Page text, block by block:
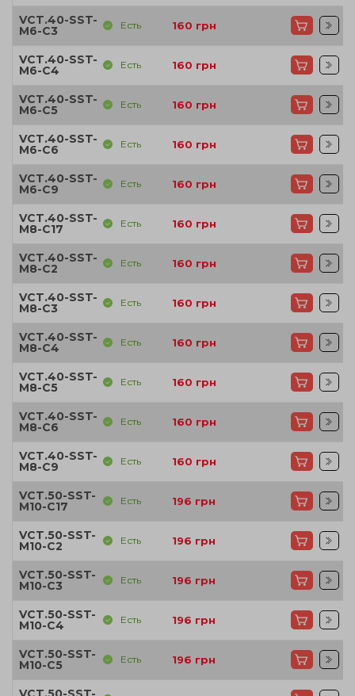
VCT.40-SST-
M6-C3 Есть 160 грн
VCT.40-SST-
M6-C4 Есть 160 грн
VCT.40-SST-
M6-C5 Есть 160 грн
VCT.40-SST-
M6-C6 Есть 160 грн
VCT.40-SST-
M6-C9 Есть 160 грн
VCT.40-SST-
M8-C17 Есть 160 грн
VCT.40-SST-
M8-C2 Есть 160 грн
VCT.40-SST-
M8-C3 Есть 160 грн
VCT.40-SST-
M8-C4 Есть 160 грн
VCT.40-SST-
M8-C5 Есть 160 грн
VCT.40-SST-
M8-C6 Есть 160 грн
VCT.40-SST-
M8-C9 Есть 160 грн
VCT.50-SST-
M10-C17 Есть 196 грн
VCT.50-SST-
M10-C2 Есть 196 грн
VCT.50-SST-
M10-C3 Есть 196 грн
VCT.50-SST-
M10-C4 Есть 196 грн
VCT.50-SST-
M10-C5 Есть 196 грн